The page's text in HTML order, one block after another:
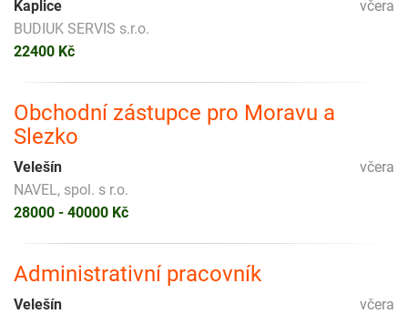
včera
Kaplice
BUDIUK SERVIS s.r.o.
22400 Kč
Obchodní zástupce pro Moravu a
Slezko
včera
Velešín
NAVEL, spol. s r.o.
28000 - 40000 Kč
Administrativní pracovník
včera
Velešín